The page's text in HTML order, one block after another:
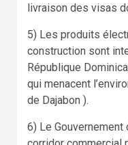
livraison des visas
5) Les produits
construction sont
République
qui menacent
de Dajabon ).
6) Le Gouvernement